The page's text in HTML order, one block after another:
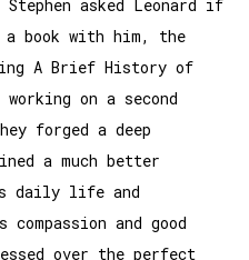
asked Leonard if
book with him, the
A Brief History of
on a second
forged a deep
a much better
daily life and
and good
over the perfect